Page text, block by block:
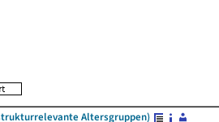
Altersgruppen)